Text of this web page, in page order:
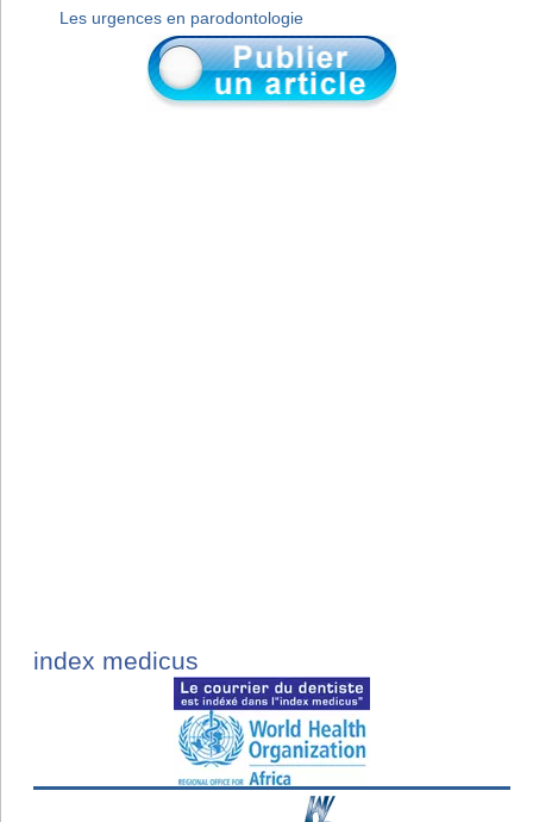
Les urgences en parodontologie
index medicus